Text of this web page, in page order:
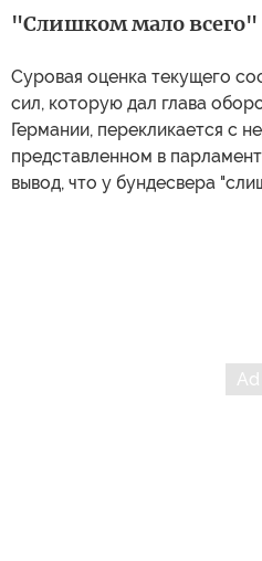
"Слишком мало всего"
Суровая оценка текущего
сил, которую дал глава
Германии, перекликается с
представленном в
вывод, что у бундесвера